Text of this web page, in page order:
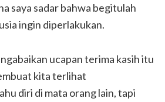
saya sadar bahwa begitulah
ingin diperlakukan.
ucapan terima kasih itu
kita terlihat
diri di mata orang lain, tapi